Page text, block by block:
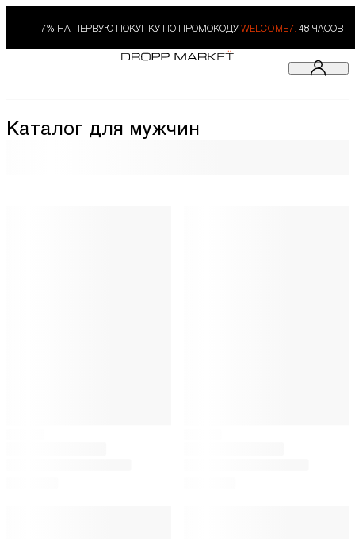
-7% НА ПЕРВУЮ ПОКУПКУ ПО ПРОМОКОДУ WELCOME7. 48 ЧАСОВ
Каталог для мужчин